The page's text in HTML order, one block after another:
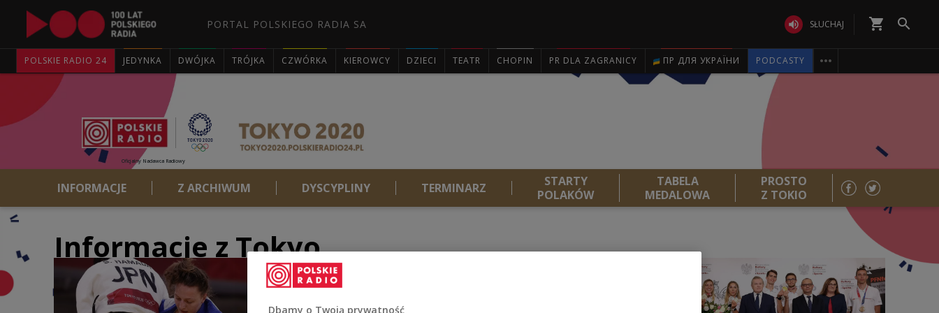
PORTAL POLSKIEGO RADIA SA  SŁUCHAJ shopping_cart 
POLSKIE RADIO 24 JEDYNKA DWÓJKA TRÓJKA CZWÓRKA KIEROWCY DZIECI TEATR CHOPIN PR DLA ZAGRANICY ПР ДЛЯ УКРАЇНИ PODCASTY 
Oficjalny Nadawca Radiowy
INFORMACJE Z ARCHIWUM DYSCYPLINY TERMINARZ
STARTY
POLAKÓW
TABELA
MEDALOWA
PROSTO
Z TOKIO
Informacje z Tokyo
Dbamy o Twoją prywatność